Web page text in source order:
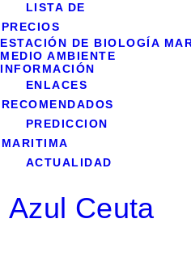
LISTA DE
PRECIOS
ESTACIÓN DE BIOLOGÍA
MEDIO AMBIENTE
INFORMACIÓN
ENLACES
RECOMENDADOS
PREDICCION
MARITIMA
ACTUALIDAD